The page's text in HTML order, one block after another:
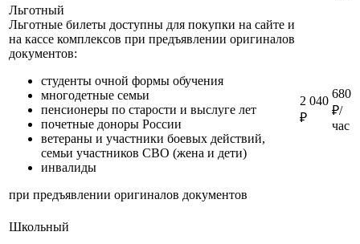
Льготный
Льготные билеты доступны для покупки на сайте и
на кассе комплексов при предъявлении оригиналов
документов:
студенты очной формы обучения
многодетные семьи
пенсионеры по старости и выслуге лет
почетные доноры России
ветераны и участники боевых действий,
семьи участников СВО (жена и дети)
инвалиды
при предъявлении оригиналов документов
2 040
₽
680
₽/
час
Школьный